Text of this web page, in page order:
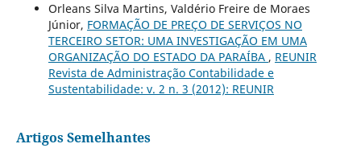
Orleans Silva Martins, Valdério Freire de Moraes
Júnior, FORMAÇÃO DE PREÇO DE SERVIÇOS NO
TERCEIRO SETOR: UMA INVESTIGAÇÃO EM UMA
ORGANIZAÇÃO DO ESTADO DA PARAÍBA , REUNIR
Revista de Administração Contabilidade e
Sustentabilidade: v. 2 n. 3 (2012): REUNIR
Artigos Semelhantes